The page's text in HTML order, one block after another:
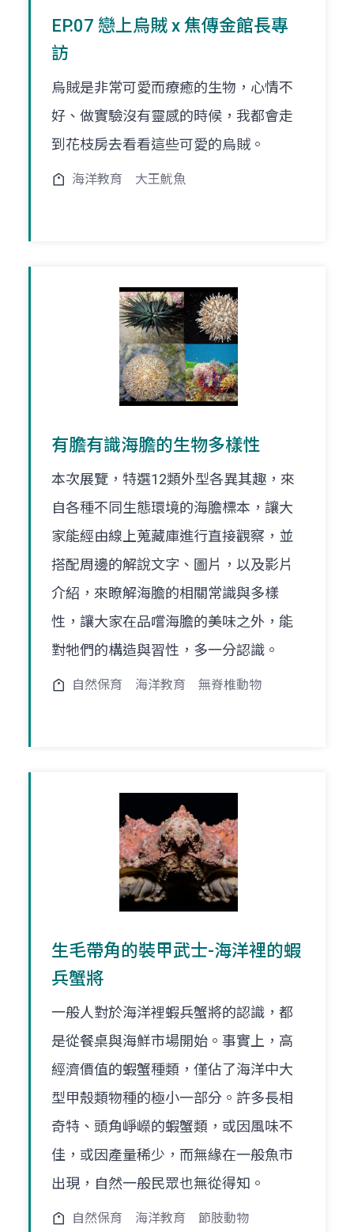
EP.07 戀上烏賊 x 焦傳金館長專
訪
烏賊是非常可愛而療癒的生物，心情不
好、做實驗沒有靈感的時候，我都會走
到花枝房去看看這些可愛的烏賊。
海洋教育 大王魷魚
有膽有識海膽的生物多樣性
本次展覽，特選12類外型各異其趣，來
自各種不同生態環境的海膽標本，讓大
家能經由線上蒐藏庫進行直接觀察，並
搭配周邊的解說文字、圖片，以及影片
介紹，來瞭解海膽的相關常識與多樣
性，讓大家在品嚐海膽的美味之外，能
對牠們的構造與習性，多一分認識。
自然保育 海洋教育 無脊椎動物
生毛帶角的裝甲武士-海洋裡的蝦
兵蟹將
一般人對於海洋裡蝦兵蟹將的認識，都
是從餐桌與海鮮市場開始。事實上，高
經濟價值的蝦蟹種類，僅佔了海洋中大
型甲殼類物種的極小一部分。許多長相
奇特、頭角崢嶸的蝦蟹類，或因風味不
佳，或因產量稀少，而無緣在一般魚市
出現，自然一般民眾也無從得知。
自然保育 海洋教育 節肢動物